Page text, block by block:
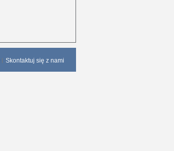
Skontaktuj się z nami